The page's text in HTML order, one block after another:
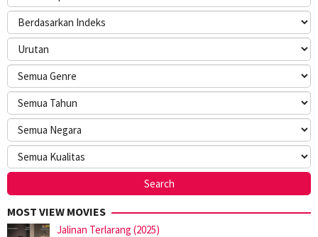
MOST VIEW MOVIES
Jalinan Terlarang (2025)